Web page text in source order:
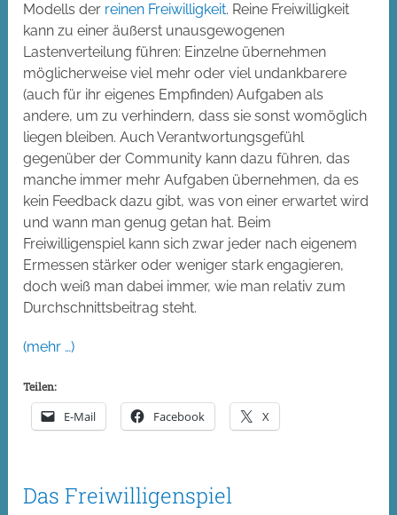
Modells der reinen Freiwilligkeit. Reine Freiwilligkeit
kann zu einer äußerst unausgewogenen
Lastenverteilung führen: Einzelne übernehmen
möglicherweise viel mehr oder viel undankbarere
(auch für ihr eigenes Empfinden) Aufgaben als
andere, um zu verhindern, dass sie sonst womöglich
liegen bleiben. Auch Verantwortungsgefühl
gegenüber der Community kann dazu führen, das
manche immer mehr Aufgaben übernehmen, da es
kein Feedback dazu gibt, was von einer erwartet wird
und wann man genug getan hat. Beim
Freiwilligenspiel kann sich zwar jeder nach eigenem
Ermessen stärker oder weniger stark engagieren,
doch weiß man dabei immer, wie man relativ zum
Durchschnittsbeitrag steht.
(mehr …)
Teilen:
E-Mail Facebook X
Das Freiwilligenspiel